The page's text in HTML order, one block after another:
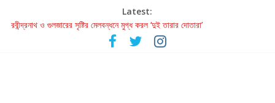
Latest:
রবীন্দ্রনাথ ও গুলজারের সৃষ্টির মেলবন্ধনে মুগ্ধ করল ‘দুই তারার দোতারা’
কলের গান থেকে রীলস্ — বাঙালির গান শোনার বিবর্তনের গল্প
জগন্নাথমঙ্গলম্ — বাংলায় প্রথমবার মঞ্চে এবার রথযাত্রার উদযাপন